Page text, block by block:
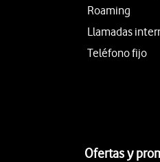
Roaming
Llamadas
Teléfono fijo
Ofertas y